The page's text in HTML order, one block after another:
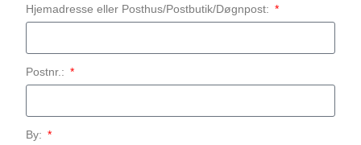
Hjemadresse eller Posthus/Postbutik/Døgnpost:
Postnr.:
By: